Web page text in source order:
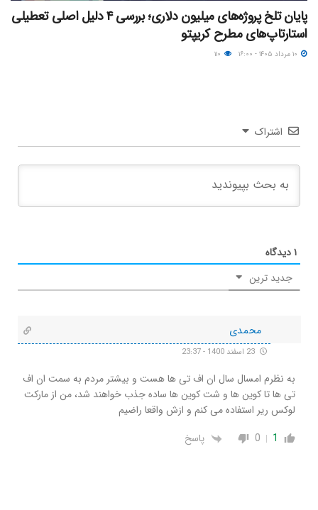
پایان تلخ پروژه‌های میلیون دلاری؛ بررسی ۴ دلیل اصلی تعطیلی
استارتاپ‌های مطرح کریپتو
اشتراک
۱دیدگاه
جدید ترین
محمدی
به نظرم امسال سال ان اف تی ها هست و بیشتر مردم به سمت ان اف
تی ها تا کوین ها و شت کوین ها ساده جذب خواهند شد، من از مارکت
لوکس ریر استفاده می کنم و ازش واقعا راضیم
1
0 پاسخ